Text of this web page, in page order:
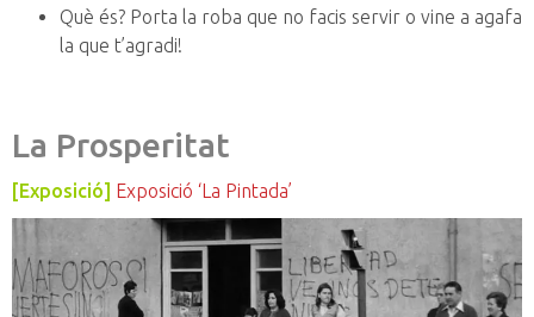
Què és? Porta la roba que no facis servir o vine a agafa
la que t’agradi!
La Prosperitat
[Exposició] Exposició ‘La Pintada’